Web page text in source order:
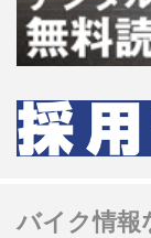
バイク情報